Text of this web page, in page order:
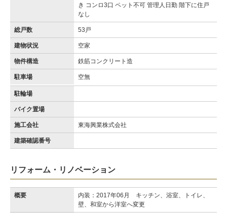
き コンロ3口 ペット不可 管理人日勤 階下に住戸
なし
総戸数 53戸
建物状況 空家
物件構造 鉄筋コンクリート造
駐車場 空無
駐輪場
バイク置場
施工会社 東海興業株式会社
建築確認番号
リフォーム・リノベーション
概要
内装：2017年06月 キッチン、浴室、トイレ、
壁、和室から洋室へ変更